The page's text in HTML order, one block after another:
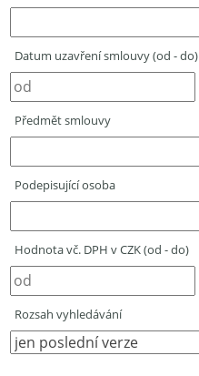
Datum uzavření smlouvy (od - do)
Předmět smlouvy
Podepisující osoba
Hodnota vč. DPH v CZK (od - do)
Rozsah vyhledávání